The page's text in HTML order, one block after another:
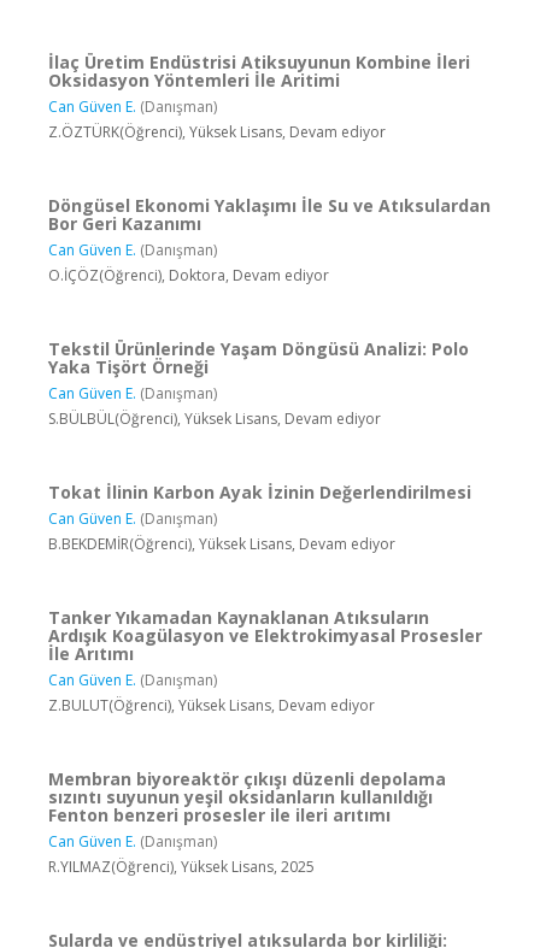
İlaç Üretim Endüstrisi Atiksuyunun Kombine İleri
Oksidasyon Yöntemleri İle Aritimi
Can Güven E. (Danışman)
Z.ÖZTÜRK(Öğrenci), Yüksek Lisans, Devam ediyor
Döngüsel Ekonomi Yaklaşımı İle Su ve Atıksulardan
Bor Geri Kazanımı
Can Güven E. (Danışman)
O.İÇÖZ(Öğrenci), Doktora, Devam ediyor
Tekstil Ürünlerinde Yaşam Döngüsü Analizi: Polo
Yaka Tişört Örneği
Can Güven E. (Danışman)
S.BÜLBÜL(Öğrenci), Yüksek Lisans, Devam ediyor
Tokat İlinin Karbon Ayak İzinin Değerlendirilmesi
Can Güven E. (Danışman)
B.BEKDEMİR(Öğrenci), Yüksek Lisans, Devam ediyor
Tanker Yıkamadan Kaynaklanan Atıksuların
Ardışık Koagülasyon ve Elektrokimyasal Prosesler
İle Arıtımı
Can Güven E. (Danışman)
Z.BULUT(Öğrenci), Yüksek Lisans, Devam ediyor
Membran biyoreaktör çıkışı düzenli depolama
sızıntı suyunun yeşil oksidanların kullanıldığı
Fenton benzeri prosesler ile ileri arıtımı
Can Güven E. (Danışman)
R.YILMAZ(Öğrenci), Yüksek Lisans, 2025
Sularda ve endüstriyel atıksularda bor kirliliği: